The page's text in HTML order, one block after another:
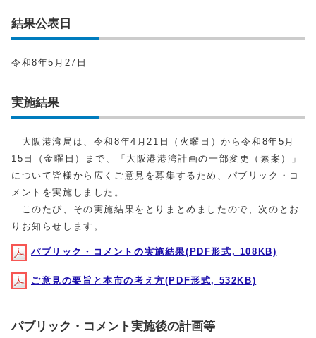
結果公表日
令和8年5月27日
実施結果
大阪港湾局は、令和8年4月21日（火曜日）から令和8年5月
15日（金曜日）まで、「大阪港港湾計画の一部変更（素案）」
について皆様から広くご意見を募集するため、パブリック・コ
メントを実施しました。
このたび、その実施結果をとりまとめましたので、次のとお
りお知らせします。
パブリック・コメントの実施結果(PDF形式, 108KB)
ご意見の要旨と本市の考え方(PDF形式, 532KB)
パブリック・コメント実施後の計画等